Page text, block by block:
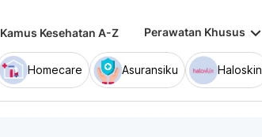
Kamus Kesehatan A-Z Perawatan Khusus keyboard_arrow_down
Homecare Asuransiku Haloskin